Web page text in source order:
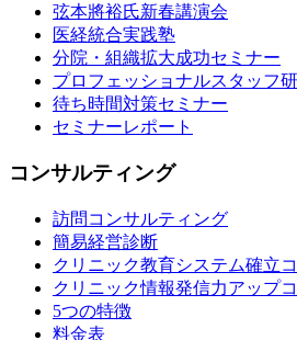
弦本將裕氏新春講演会
医経統合実践塾
分院・組織拡大成功セミナー
プロフェッショナルスタッフ
待ち時間対策セミナー
セミナーレポート
コンサルティング
訪問コンサルティング
簡易経営診断
クリニック教育システム確立
クリニック情報発信力アップ
5つの特徴
料金表